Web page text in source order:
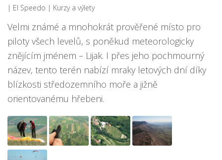
| El Speedo | Kurzy a výlety
Velmi známé a mnohokrát prověřené místo pro
piloty všech levelů, s poněkud meteorologicky
znějícím jménem – Lijak. I přes jeho pochmourný
název, tento terén nabízí mraky letových dní díky
blízkosti středozemního moře a jižně
orientovanému hřebeni.